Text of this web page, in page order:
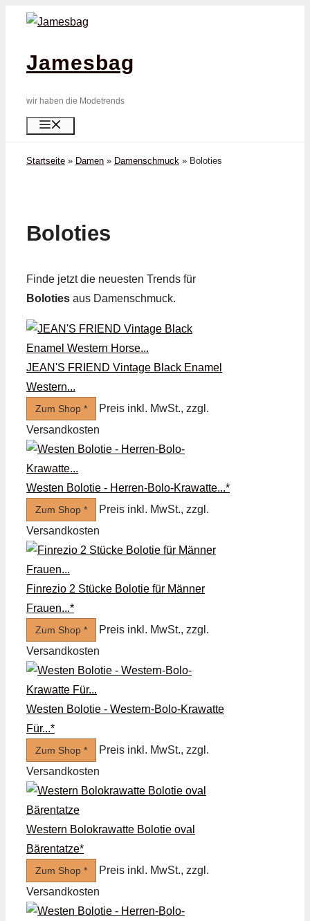
Zum
springenJamesbag
wir haben die Modetrends
Startseite » Damen » Damenschmuck » Boloties
Boloties
Finde jetzt die neuesten Trends für
Boloties aus Damenschmuck.
JEAN'S FRIEND Vintage Black Enamel
Western...
Zum Shop *
Preis inkl. MwSt., zzgl.
Versandkosten
Westen Bolotie - Herren-Bolo-Krawatte...*
Zum Shop *
Preis inkl. MwSt., zzgl.
Versandkosten
Finrezio 2 Stücke Bolotie für Männer
Frauen...*
Zum Shop *
Preis inkl. MwSt., zzgl.
Versandkosten
Westen Bolotie - Western-Bolo-Krawatte
Für...*
Zum Shop *
Preis inkl. MwSt., zzgl.
Versandkosten
Western Bolokrawatte Bolotie oval
Bärentatze*
Zum Shop *
Preis inkl. MwSt., zzgl.
Versandkosten